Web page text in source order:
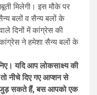
मिलेगी। इस मौके पर
बलों व सैन्य बलों के
दिनों में कांग्रेस की
ने हमेशा सैन्य बलों के
यदि आप लोकसाक्ष्य की
नीचे दिए गए आप्शन से
जुड़ सकते हैं, बस आपको एक